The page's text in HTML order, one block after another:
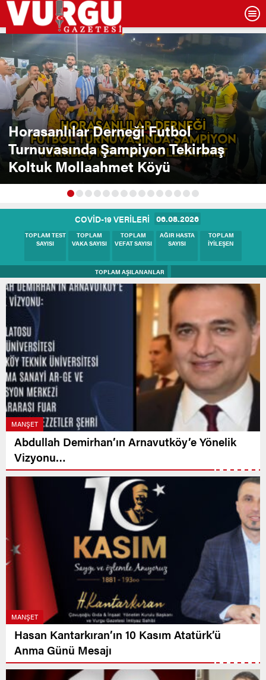
Horasanlılar Derneği Futbol
Turnuvasında Şampiyon Tekirbaş
Koltuk Mollaahmet Köyü
COVİD-19 VERİLERİ 06.08.2026
BUGÜNKÜ
TEST SAYISI
BUGÜNKÜ
VAKA SAYISI
BUGÜNKÜ
HASTA SAYISI
BUGÜNKÜ
VEFAT SAYISI
BUGÜNKÜ
İYİLEŞEN
TOPLAM AŞILANANLAR
MANŞET
Abdullah Demirhan’ın Arnavutköy’e Yönelik
Vizyonu…
MANŞET
Hasan Kantarkıran’ın 10 Kasım Atatürk’ü
Anma Günü Mesajı